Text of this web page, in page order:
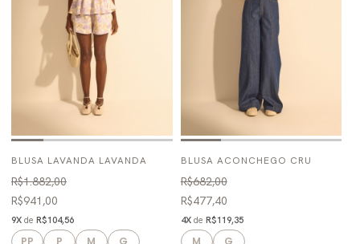
BLUSA LAVANDA LAVANDA
R$1.882,00
R$941,00
9X de R$104,56
PP P M G
BLUSA ACONCHEGO CRU
R$682,00
R$477,40
4X de R$119,35
M G